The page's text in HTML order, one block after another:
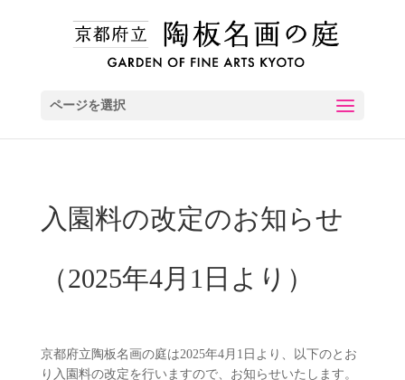
ページを選択
入園料の改定のお知らせ
（2025年4月1日より）
京都府立陶板名画の庭は2025年4月1日より、以下のとお
り入園料の改定を行いますので、お知らせいたします。